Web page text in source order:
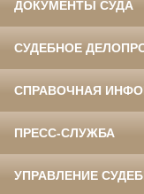
ДОКУМЕНТЫ СУДА
СУДЕБНОЕ
СПРАВОЧНАЯ
ПРЕСС-СЛУЖБА
УПРАВЛЕНИЕ